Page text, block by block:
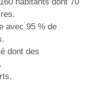
habitants dont 70
avec 95 % de
dont des